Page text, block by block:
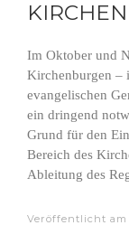
Im Oktober und
Kirchenburgen –
evangelischen
ein dringend
Grund für den
Bereich des
Ableitung des
Veröffentlicht am